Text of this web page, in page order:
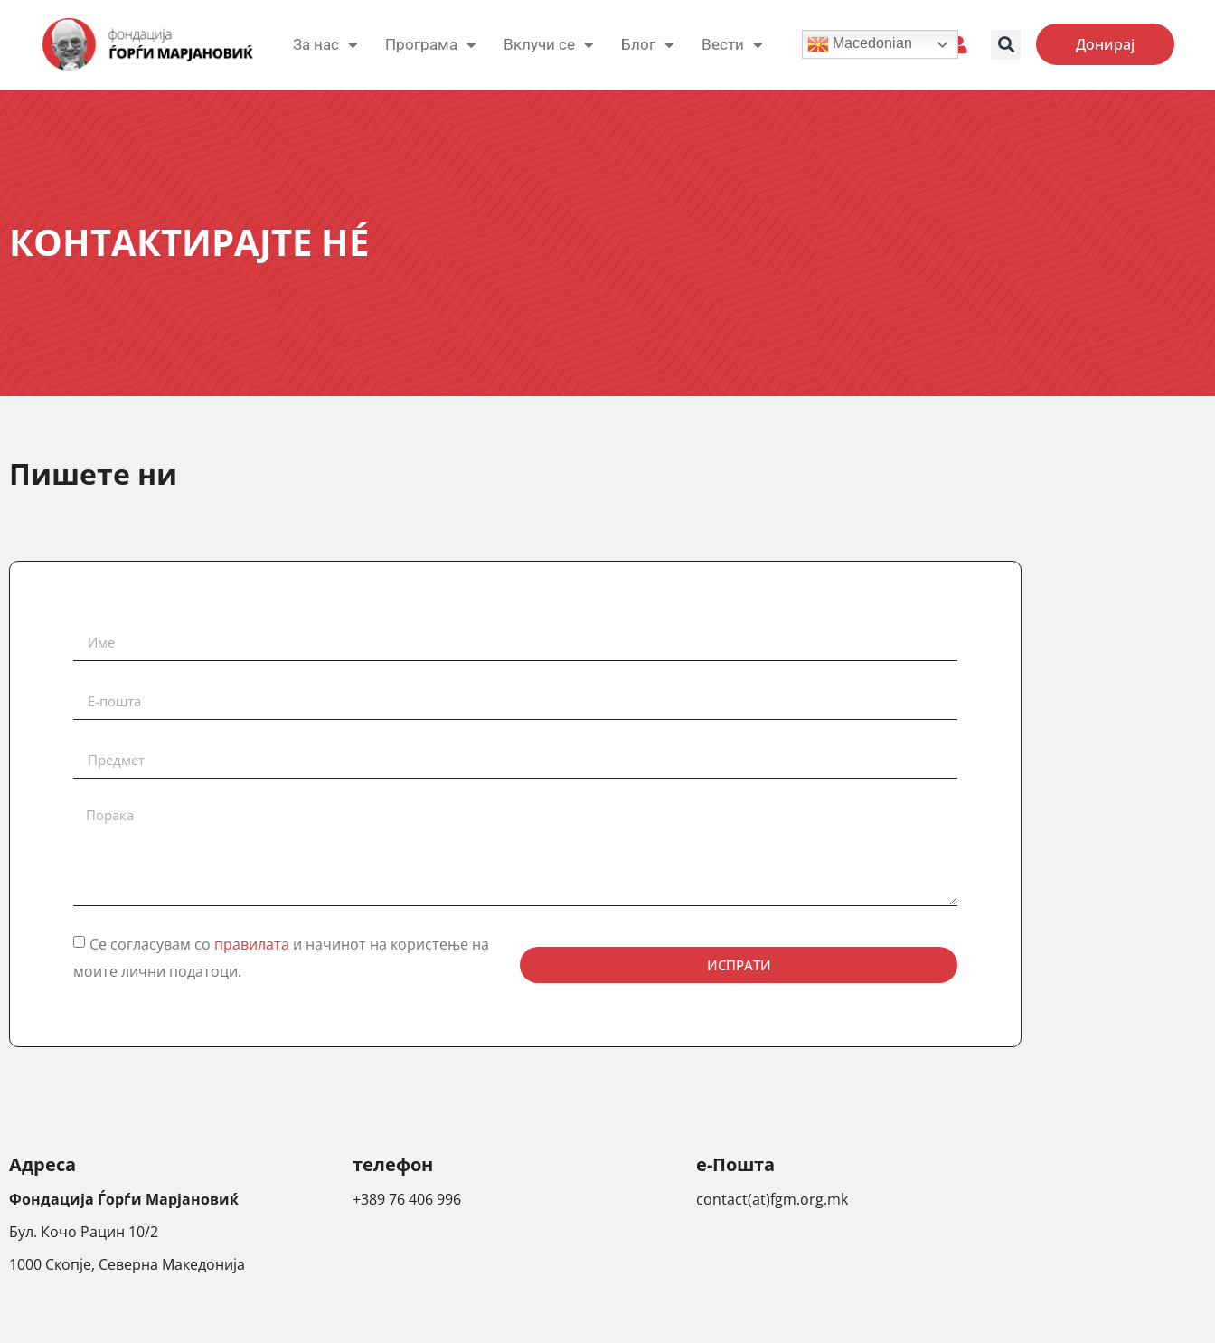
За нас Програма Вклучи се Блог Вести Macedonian Донирај
КОНТАКТИРАЈТЕ НÉ
Пишете ни
Се согласувам со правилата и начинот на користење на
моите лични податоци.
ИСПРАТИ
Адреса
Фондација Ѓорѓи Марјановиќ
Бул. Кочо Рацин 10/2
1000 Скопје, Северна Македонија
телефон
+389 76 406 996
е-Пошта
contact(at)fgm.org.mk